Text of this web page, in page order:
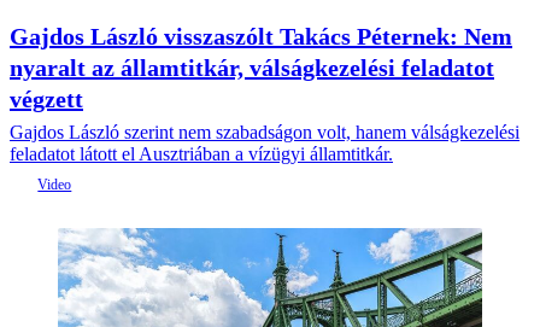
Gajdos László visszaszólt Takács Péternek: Nem
nyaralt az államtitkár, válságkezelési feladatot
végzett
Gajdos László szerint nem szabadságon volt, hanem válságkezelési
feladatot látott el Ausztriában a vízügyi államtitkár.